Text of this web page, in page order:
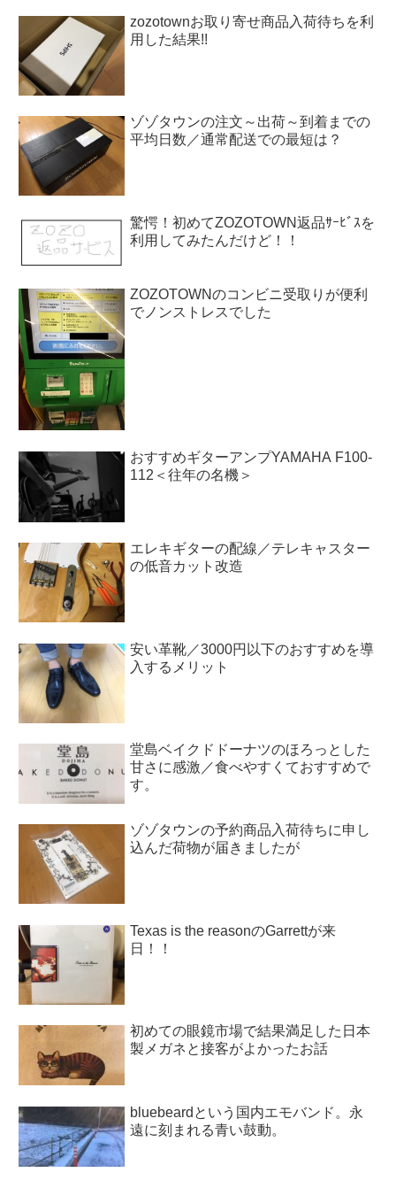
zozotownお取り寄せ商品入荷待ちを利
用した結果!!
ゾゾタウンの注文～出荷～到着までの
平均日数／通常配送での最短は？
驚愕！初めてZOZOTOWN返品ｻｰﾋﾞｽを
利用してみたんだけど！！
ZOZOTOWNのコンビニ受取りが便利
でノンストレスでした
おすすめギターアンプYAMAHA F100-
112＜往年の名機＞
エレキギターの配線／テレキャスター
の低音カット改造
安い革靴／3000円以下のおすすめを導
入するメリット
堂島ベイクドドーナツのほろっとした
甘さに感激／食べやすくておすすめで
す。
ゾゾタウンの予約商品入荷待ちに申し
込んだ荷物が届きましたが
Texas is the reasonのGarrettが来
日！！
初めての眼鏡市場で結果満足した日本
製メガネと接客がよかったお話
bluebeardという国内エモバンド。永
遠に刻まれる青い鼓動。